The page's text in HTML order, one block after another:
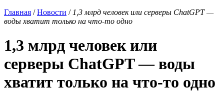
Главная /Новости / 1,3 млрд человек или серверы ChatGPT —
воды хватит только на что-то одно
1,3 млрд человек или
серверы ChatGPT — воды
хватит только на что-то одно